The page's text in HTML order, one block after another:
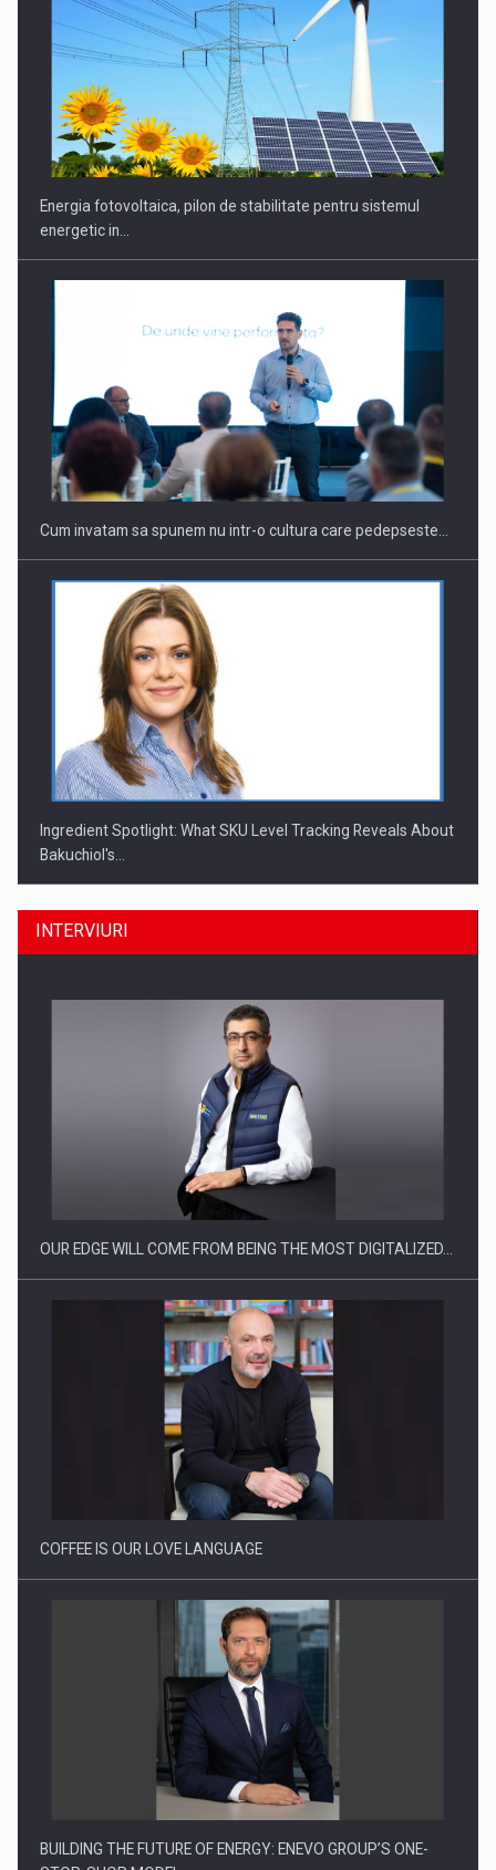
CEO Conference - Shaping The Future - Technology and…
Webinar - Business Evolution-RETHINK STRATEGY-Finantare
Investitii Digitalizare
Energia fotovoltaica, pilon de stabilitate pentru sistemul
energetic in…
Cum invatam sa spunem nu intr-o cultura care pedepseste…
Ingredient Spotlight: What SKU Level Tracking Reveals About
Bakuchiol's…
Producatorii si comerciantii care nu se supun noilor
Proteinmaxxing and the Future of Protein Demand
INTERVIURI
OUR EDGE WILL COME FROM BEING THE MOST DIGITALIZED…
COFFEE IS OUR LOVE LANGUAGE
BUILDING THE FUTURE OF ENERGY: ENEVO GROUP’S ONE-